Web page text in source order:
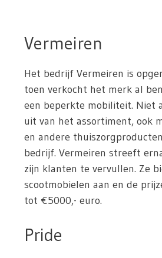
Vermeiren
Het bedrijf Vermeiren is
toen verkocht het merk al
een beperkte mobiliteit. Niet
uit van het assortiment, ook
en andere
bedrijf. Vermeiren streeft
zijn klanten te vervullen. Ze
scootmobielen aan en de
tot €5000,- euro.
Pride